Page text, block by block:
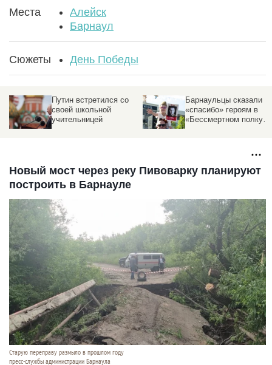
Места
Алейск
Барнаул
Сюжеты День Победы
Путин встретился со
своей школьной
учительницей
Барнаульцы сказали
«спасибо» героям в
«Бессмертном полку».
Новый мост через реку Пивоварку планируют
построить в Барнауле
Старую переправу размыло в прошлом году
пресс-службы администрации Барнаула